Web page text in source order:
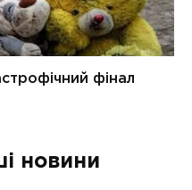
новини